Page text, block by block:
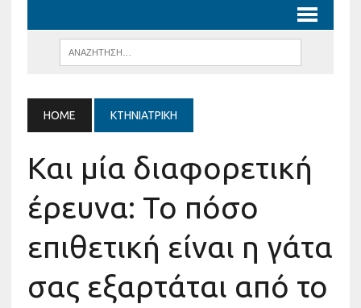
HOME ΚΤΗΝΙΑΤΡΙΚΉ
Και μία διαφορετική
έρευνα: Το πόσο
επιθετική είναι η γάτα
σας εξαρτάται από το